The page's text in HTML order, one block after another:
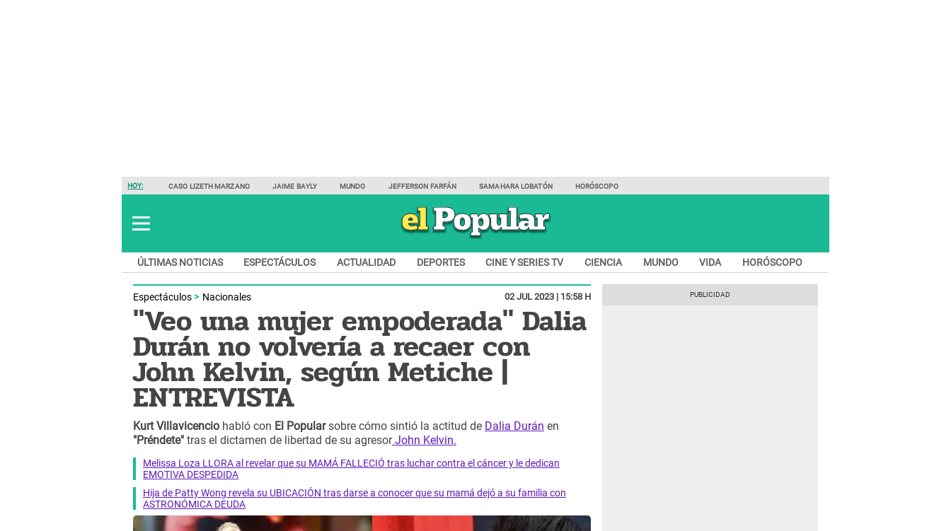
HOY: CASO LIZETH MARZANO JAIME BAYLY MUNDO JEFFERSON FARFÁN SAMAHARA LOBATÓN HORÓSCOPO
ÚLTIMAS NOTICIAS ESPECTÁCULOS ACTUALIDAD DEPORTES CINE Y SERIES TV CIENCIA MUNDO VIDA HORÓSCOPO
Espectáculos Nacionales 02 JUL 2023 | 15:58 H
"Veo una mujer empoderada" Dalia
Durán no volvería a recaer con
John Kelvin, según Metiche |
ENTREVISTA
Kurt Villavicencio habló con El Popularsobre cómo sintió la actitud de Dalia Durán en
"Préndete" tras el dictamen de libertad de su agresorJohn Kelvin.
Melissa Loza LLORA al revelar que su MAMÁ FALLECIÓ tras luchar contra el cáncer y le dedican
EMOTIVA DESPEDIDA
Hija de Patty Wong revela su UBICACIÓN tras darse a conocer que su mamá dejó a su familia con
ASTRONÓMICA DEUDA